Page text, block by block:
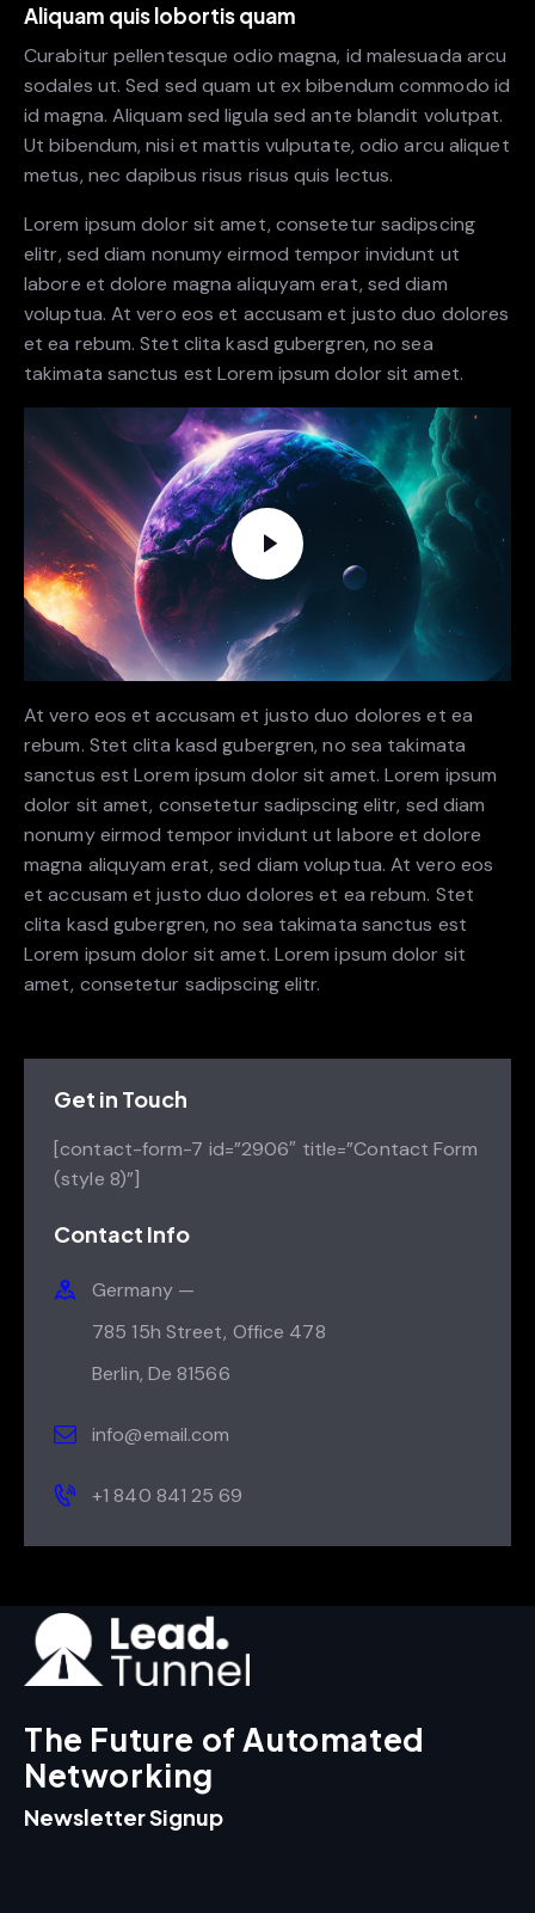
Aliquam quis lobortis quam
Curabitur pellentesque odio magna, id malesuada arcu
sodales ut. Sed sed quam ut ex bibendum commodo id
id magna. Aliquam sed ligula sed ante blandit volutpat.
Ut bibendum, nisi et mattis vulputate, odio arcu aliquet
metus, nec dapibus risus risus quis lectus.
Lorem ipsum dolor sit amet, consetetur sadipscing
elitr, sed diam nonumy eirmod tempor invidunt ut
labore et dolore magna aliquyam erat, sed diam
voluptua. At vero eos et accusam et justo duo dolores
et ea rebum. Stet clita kasd gubergren, no sea
takimata sanctus est Lorem ipsum dolor sit amet.
At vero eos et accusam et justo duo dolores et ea
rebum. Stet clita kasd gubergren, no sea takimata
sanctus est Lorem ipsum dolor sit amet. Lorem ipsum
dolor sit amet, consetetur sadipscing elitr, sed diam
nonumy eirmod tempor invidunt ut labore et dolore
magna aliquyam erat, sed diam voluptua. At vero eos
et accusam et justo duo dolores et ea rebum. Stet
clita kasd gubergren, no sea takimata sanctus est
Lorem ipsum dolor sit amet. Lorem ipsum dolor sit
amet, consetetur sadipscing elitr.
Get in Touch
[contact-form-7 id=”2906″ title=”Contact Form
(style 8)”]
Contact Info
Germany —
785 15h Street, Office 478
Berlin, De 81566
info@email.com
+1 840 841 25 69
The Future of Automated
Networking
Newsletter Signup